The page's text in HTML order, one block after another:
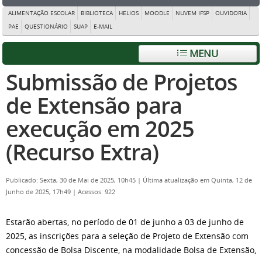
ALIMENTAÇÃO ESCOLAR BIBLIOTECA HELIOS MOODLE NUVEM IFSP
OUVIDORIA
PAE
QUESTIONÁRIO SUAP E-MAIL
MENU
Submissão de Projetos
de Extensão para
execução em 2025
(Recurso Extra)
Publicado: Sexta, 30 de Mai de 2025, 10h45 | Última atualização em Quinta, 12 de
Junho de 2025, 17h49 | Acessos: 922
Estarão abertas, no período de 01 de junho a 03 de junho de
2025, as inscrições para a seleção de Projeto de Extensão com
concessão de Bolsa Discente, na modalidade Bolsa de Extensão,